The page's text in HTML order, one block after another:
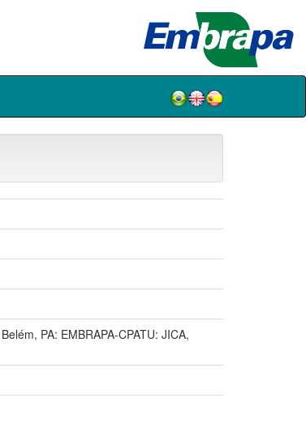
PA: EMBRAPA-CPATU: JICA,